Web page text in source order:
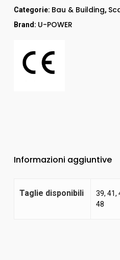
Categorie: Bau & Building,
Brand: U-POWER
Informazioni aggiuntive
Taglie disponibili
39, 41,
48